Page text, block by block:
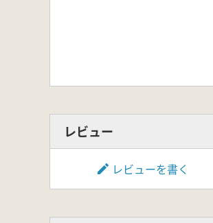
レビュー
レビューを書く